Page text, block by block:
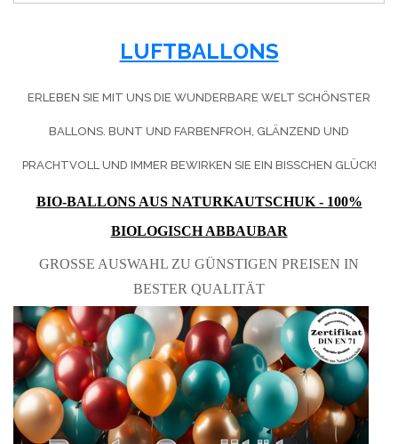
LUFTBALLONS
ERLEBEN SIE MIT UNS DIE WUNDERBARE WELT SCHÖNSTER
BALLONS. BUNT UND FARBENFROH, GLÄNZEND UND
PRACHTVOLL UND IMMER BEWIRKEN SIE EIN BISSCHEN GLÜCK!
BIO-BALLONS AUS NATURKAUTSCHUK - 100%
BIOLOGISCH ABBAUBAR
GROSSE AUSWAHL ZU GÜNSTIGEN PREISEN IN B
ESTER QUALITÄT